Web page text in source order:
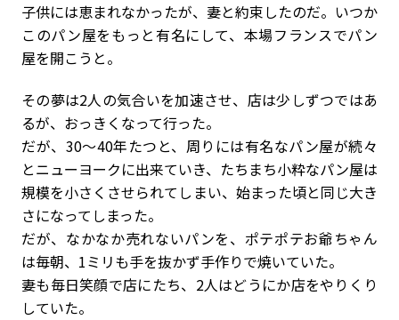
子供には恵まれなかったが、妻と約束したのだ。いつか
このパン屋をもっと有名にして、本場フランスでパン
屋を開こうと。
その夢は2人の気合いを加速させ、店は少しずつではあ
るが、おっきくなって行った。
だが、30～40年たつと、周りには有名なパン屋が続々
とニューヨークに出来ていき、たちまち小粋なパン屋は
規模を小さくさせられてしまい、始まった頃と同じ大き
さになってしまった。
だが、なかなか売れないパンを、ポテポテお爺ちゃん
は毎朝、1ミリも手を抜かず手作りで焼いていた。
妻も毎日笑顔で店にたち、2人はどうにか店をやりくり
していた。